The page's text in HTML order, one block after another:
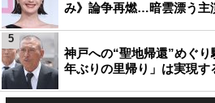
み》論争再燃…暗雲漂う主
神戸への“聖地帰還”めぐ
年ぶりの里帰り」は実現す
5